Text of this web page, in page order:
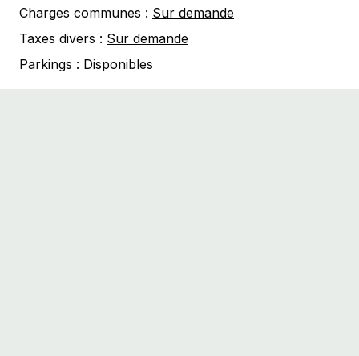
Charges communes : Sur demande
Taxes divers : Sur demande
Parkings : Disponibles